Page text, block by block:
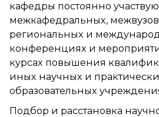
кафедры постоянно
межкафедральных,
региональных и
конференциях и
курсах повышения
иных научных и
образовательных
Подбор и расстановка